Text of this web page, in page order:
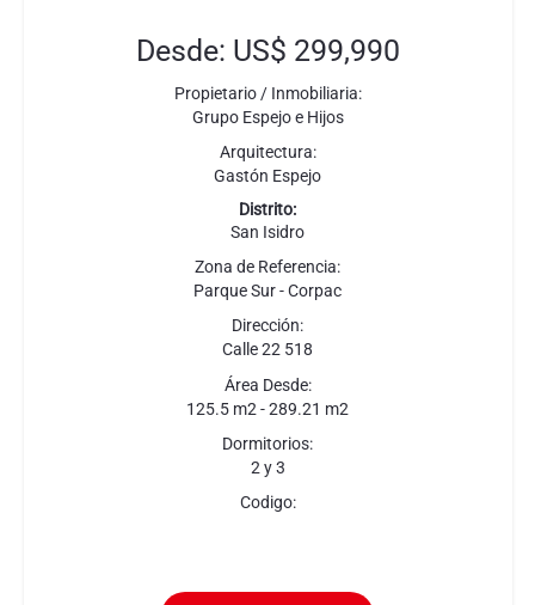
Desde: US$ 299,990
Propietario / Inmobiliaria:
Grupo Espejo e Hijos
Arquitectura:
Gastón Espejo
Distrito:
San Isidro
Zona de Referencia:
Parque Sur - Corpac
Dirección:
Calle 22 518
Área Desde:
125.5 m2 - 289.21 m2
Dormitorios:
2 y 3
Codigo: